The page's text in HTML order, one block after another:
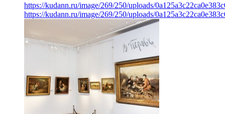
https://kudann.ru/image/269/250/uploads/
https://kudann.ru/image/269/250/uploads/